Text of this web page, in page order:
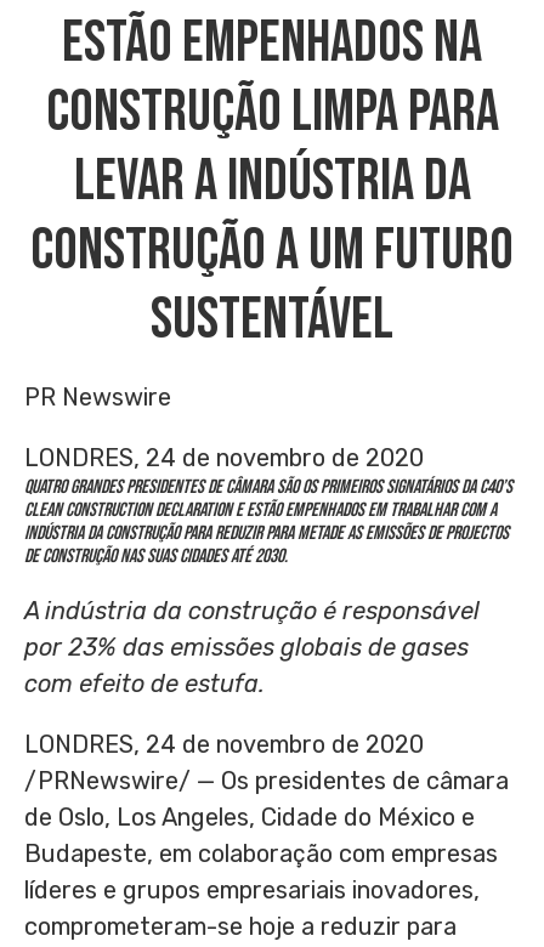
Estão Empenhados Na
Construção Limpa Para
Levar A Indústria Da
Construção A Um Futuro
Sustentável
PR Newswire
LONDRES, 24 de novembro de 2020
Quatro grandes presidentes de câmara são os primeiros signatários da C40’s
Clean Construction Declaration e estão empenhados em trabalhar com a
indústria da construção para reduzir para metade as emissões de projectos
de construção nas suas cidades até 2030.
A indústria da construção é responsável
por 23% das emissões globais de gases
com efeito de estufa.
LONDRES, 24 de novembro de 2020
/PRNewswire/ — Os presidentes de câmara
de Oslo, Los Angeles, Cidade do México e
Budapeste, em colaboração com empresas
líderes e grupos empresariais inovadores,
comprometeram-se hoje a reduzir para